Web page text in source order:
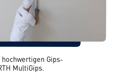
Gips-
MultiGips.